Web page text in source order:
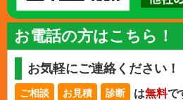
お電話の方はこちら！
お気軽にご連絡ください！
ご相談 お見積 診断 は無料で